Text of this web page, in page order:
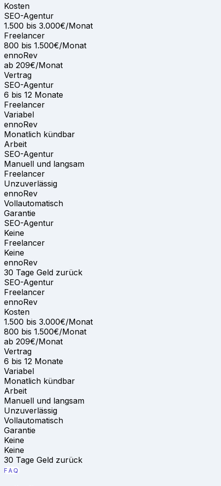
Kosten
SEO-Agentur
1.500 bis 3.000€/Monat
Freelancer
800 bis 1.500€/Monat
ennoRev
ab 209€/Monat
Vertrag
SEO-Agentur
6 bis 12 Monate
Freelancer
Variabel
ennoRev
Monatlich kündbar
Arbeit
SEO-Agentur
Manuell und langsam
Freelancer
Unzuverlässig
ennoRev
Vollautomatisch
Garantie
SEO-Agentur
Keine
Freelancer
Keine
ennoRev
30 Tage Geld zurück
SEO-Agentur
Freelancer
ennoRev
Kosten
1.500 bis 3.000€/Monat
800 bis 1.500€/Monat
ab 209€/Monat
Vertrag
6 bis 12 Monate
Variabel
Monatlich kündbar
Arbeit
Manuell und langsam
Unzuverlässig
Vollautomatisch
Garantie
Keine
Keine
30 Tage Geld zurück
FAQ